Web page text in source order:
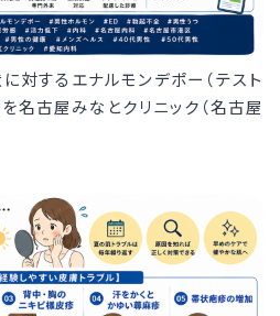
対するエナルモンデポー（テスト
名古屋みなとクリニック（名古屋